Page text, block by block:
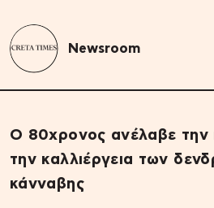
Newsroom
Ο 80χρονος ανέλαβε την
την καλλιέργεια των
κάνναβης